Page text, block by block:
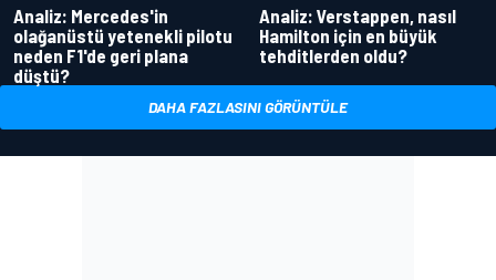
Analiz: Mercedes'in
olağanüstü yetenekli pilotu
neden F1'de geri plana
düştü?
Analiz: Verstappen, nasıl
Hamilton için en büyük
tehditlerden oldu?
DAHA FAZLASINI GÖRÜNTÜLE